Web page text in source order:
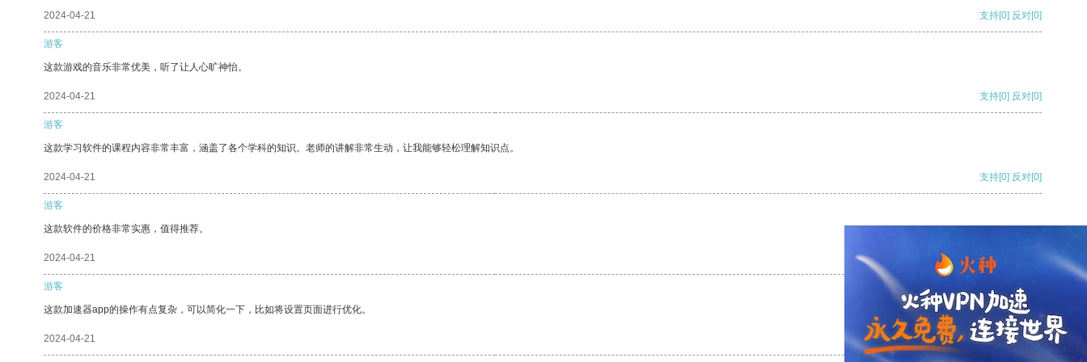
2024-04-21 支持[0] 反对[0]
游客
这款游戏的音乐非常优美，听了让人心旷神怡。
2024-04-21 支持[0] 反对[0]
游客
这款学习软件的课程内容非常丰富，涵盖了各个学科的知识。老师的讲解非常生动，让我能够轻松理解知识点。
2024-04-21 支持[0] 反对[0]
游客
这款软件的价格非常实惠，值得推荐。
2024-04-21 支持
游客
这款加速器app的操作有点复杂，可以简化一下，比如将设置页面进行优化。
2024-04-21 支持[0] 反对[0]